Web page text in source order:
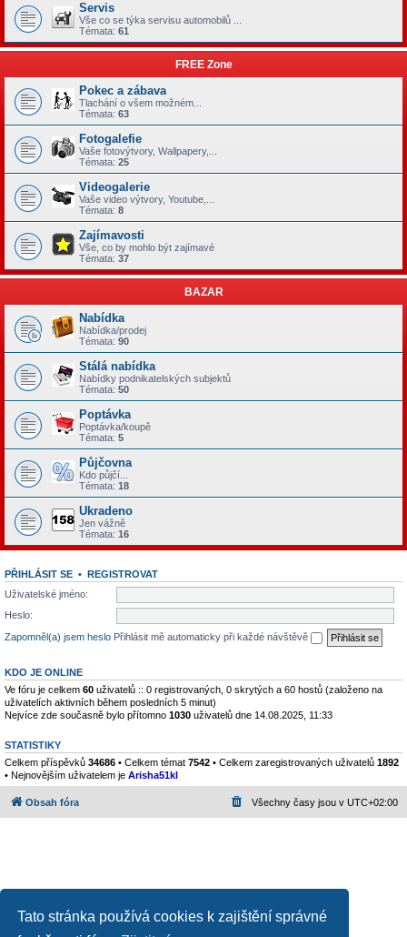
Tato stránka používá cookies k zajištění správné
Servis
Vše co se týka servisu automobilů ...
Témata: 61
FREE Zone
Pokec a zábava
Tlachání o všem možném...
Témata: 63
Fotogalefie
Vaše fotovýtvory, Wallpapery,...
Témata: 25
Videogalerie
Vaše video výtvory, Youtube,...
Témata: 8
Zajímavosti
Vše, co by mohlo být zajímavé
Témata: 37
BAZAR
Nabídka
Nabídka/prodej
Témata: 90
Stálá nabídka
Nabídky podnikatelských subjektů
Témata: 50
Poptávka
Poptávka/koupě
Témata: 5
Půjčovna
Kdo půjčí...
Témata: 18
Ukradeno
Jen vážně
Témata: 16
PŘIHLÁSIT SE • REGISTROVAT
Uživatelské jméno:
Heslo:
Zapomněl(a) jsem heslo Přihlásit mě automaticky při každé návštěvě
KDO JE ONLINE
Ve fóru je celkem 60 uživatelů :: 0 registrovaných, 0 skrytých a 60 hostů (založeno na
uživatelích aktivních během posledních 5 minut)
Nejvíce zde současně bylo přítomno 1030 uživatelů dne 14.08.2025, 11:33
STATISTIKY
Celkem příspěvků 34686 • Celkem témat 7542 • Celkem zaregistrovaných uživatelů 1892
• Nejnovějším uživatelem je Arisha51kl
Obsah fóra Všechny časy jsou v UTC+02:00